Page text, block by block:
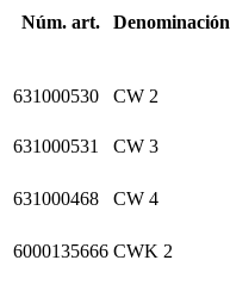
Núm. art. Denominación
631000530
CW 2
631000531
CW 3
631000468 CW 4
6000135666 CWK 2